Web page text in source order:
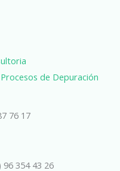
de Depuración
76 17
96 354 43 26